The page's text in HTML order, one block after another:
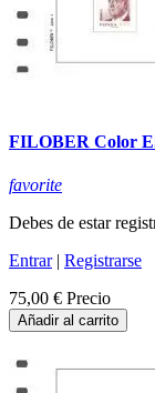
FILOBER Color
favorite
Debes de estar
Entrar| Registrarse
75,00 € Precio
Añadir al carrito